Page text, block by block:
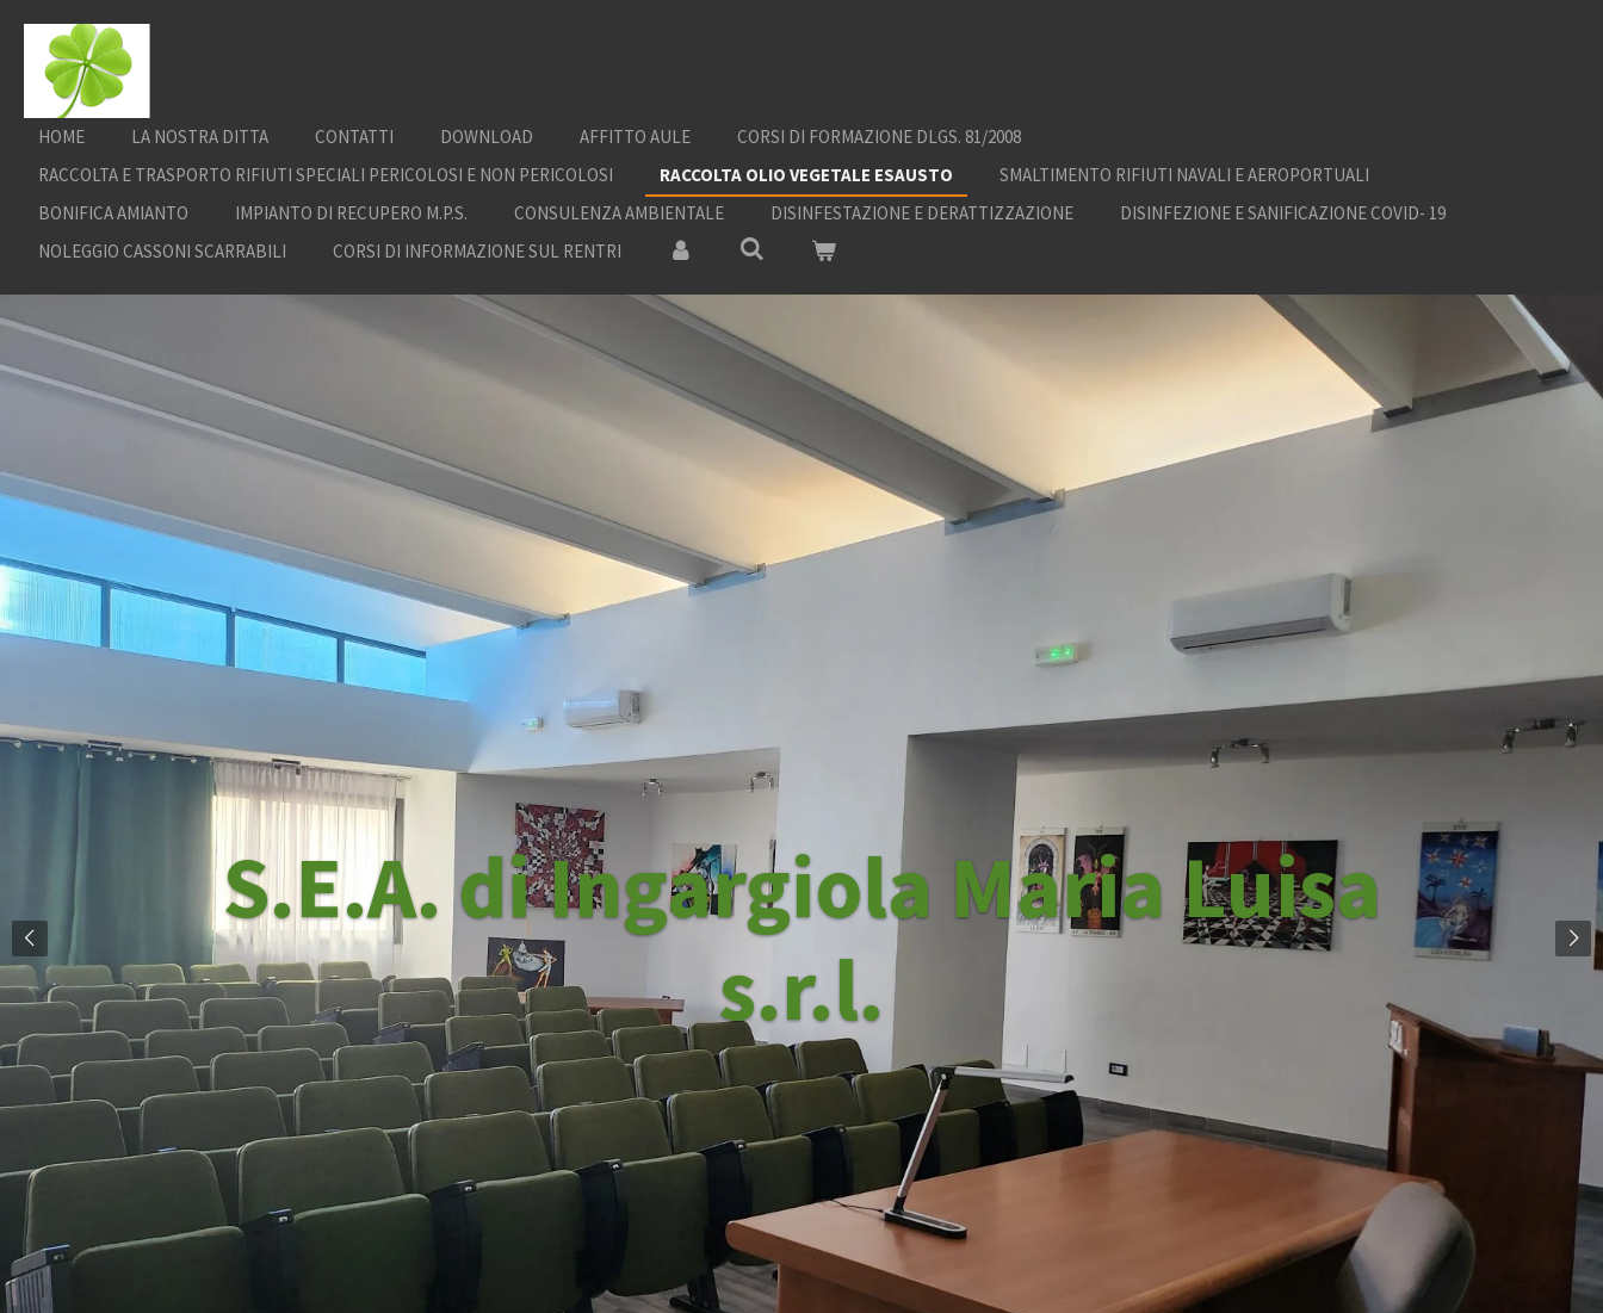
Vai
contenuto
principale
HOME LA NOSTRA DITTA CONTATTI DOWNLOAD AFFITTO AULE
CORSI DI FORMAZIONE DLGS. 81/2008
RACCOLTA E TRASPORTO RIFIUTI SPECIALI PERICOLOSI E NON PERICOLOSI
RACCOLTA OLIO VEGETALE ESAUSTO
SMALTIMENTO RIFIUTI NAVALI E AEROPORTUALI
BONIFICA AMIANTO
IMPIANTO DI RECUPERO M.P.S. CONSULENZA AMBIENTALE DISINFESTAZIONE E DERATTIZZAZIONE
DISINFEZIONE E SANIFICAZIONE COVID- 19
NOLEGGIO CASSONI SCARRABILI
CORSI DI INFORMAZIONE SUL RENTRI
S.E.A. di Ingargiola Maria Luisa
s.r.l.